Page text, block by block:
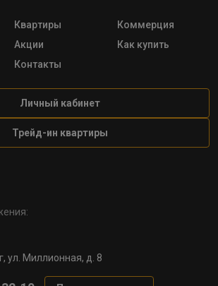
Квартиры
Коммерция
Акции
Как купить
Контакты
Личный кабинет
Трейд-ин квартиры
ул. Миллионная, д. 8